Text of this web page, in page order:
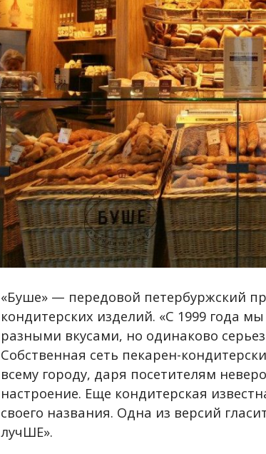
«Буше» — передовой петербуржский
кондитерских изделий. «С 1999 года
разными вкусами, но одинаково
Собственная сеть пекарен-
всему городу, даря посетителям
настроение. Еще кондитерская
своего названия. Одна из версий
лучШЕ».